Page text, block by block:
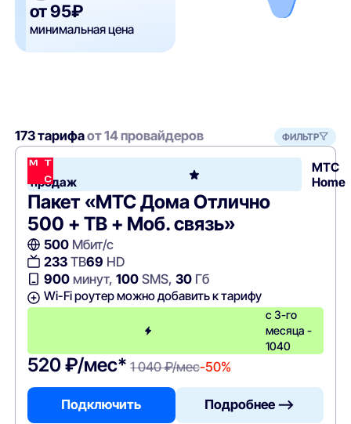
от 95₽
минимальная цена
173 тарифаот 14 провайдеров ФИЛЬТР
Хит
продаж
МТС
Home
Пакет «МТС Дома Отлично
500 + ТВ + Моб. связь»
500Мбит/с
233ТВ69 HD
900минут, 100SMS, 30Гб
Wi-Fi роутер можно добавить к тарифу
с 3-го
месяца -
1040
520 ₽/мес* 1 040 ₽/мес-50%
Подключить Подробнее —>